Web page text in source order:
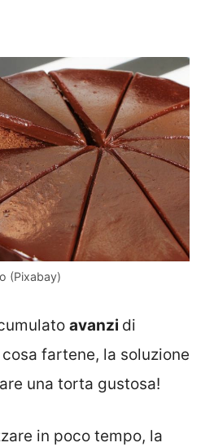
(Pixabay)
avanzi di
fartene, la soluzione
una torta gustosa!
in poco tempo, la